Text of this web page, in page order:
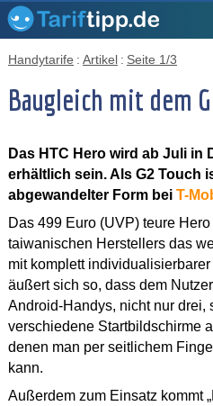
Handytarife : Artikel : Seite 1/3
Baugleich mit dem
Das HTC Hero wird ab Juli in
erhältlich sein. Als G2 Touch
abgewandelter Form bei T-
Das 499 Euro (UVP) teure
taiwanischen Herstellers das
mit komplett
äußert sich so, dass dem
Android-Handys, nicht nur drei,
verschiedene Startbildschirme
denen man per seitlichem
kann.
Außerdem zum Einsatz kommt